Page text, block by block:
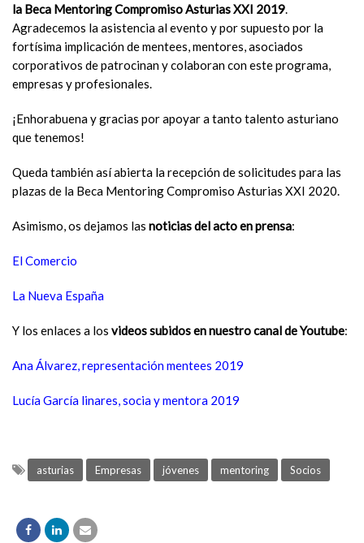
la Beca Mentoring Compromiso Asturias XXI 2019
Agradecemos la asistencia al evento y por supuesto por la
fortísima implicación de mentees, mentores, asociados
corporativos de patrocinan y colaboran con este programa,
empresas y profesionales.
¡Enhorabuena y gracias por apoyar a tanto talento asturiano
que tenemos!
Queda también así abierta la recepción de solicitudes para las
plazas de la Beca Mentoring Compromiso Asturias XXI 2020.
Asimismo, os dejamos las noticias del acto en prensa:
El Comercio
La Nueva España
Y los enlaces a los videos subidos en nuestro canal de Youtube:
Ana Álvarez, representación mentees 2019
Lucía García linares, socia y mentora 2019
asturias Empresas jóvenes mentoring Socios